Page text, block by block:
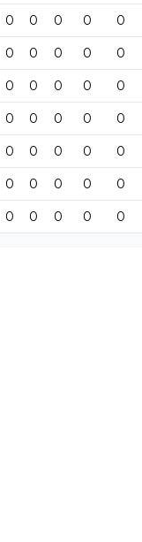
0 0 0 0 0
0 0 0 0 0
0 0 0 0 0
0 0 0 0 0
0 0 0 0 0
0 0 0 0 0
0 0 0 0 0